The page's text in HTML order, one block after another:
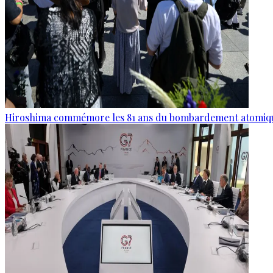
Hiroshima commémore les 81 ans du bombardement